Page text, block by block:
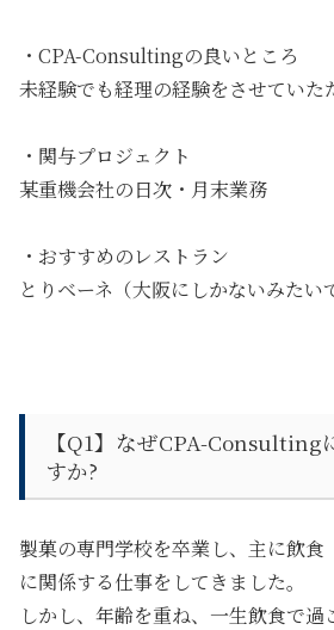
・CPA-Consultingの良いところ
未経験でも経理の経験をさせていた
・関与プロジェクト
某重機会社の日次・月末業務
・おすすめのレストラン
とりベーネ（大阪にしかないみたい
【Q1】 なぜCPA-Consulting
すか?
製菓の専門学校を卒業し、主に飲食
に関係する仕事をしてきました。
しかし、年齢を重ね、一生飲食で